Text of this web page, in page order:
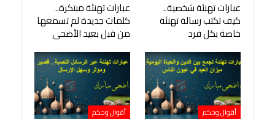
عبارات تهنئة شخصية..
كيف تكتب رسالة تهنئة
خاصة بكل فرد
عبارات تهنئة مبتكرة..
كلمات جديدة لم تسمعها
من قبل بعيد الأضحى
أقوال وحكم أقوال وحكم